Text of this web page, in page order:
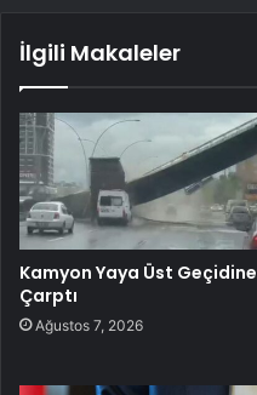
İlgili Makaleler
Kamyon Yaya Üst Geçidine
Çarptı
Ağustos 7, 2026